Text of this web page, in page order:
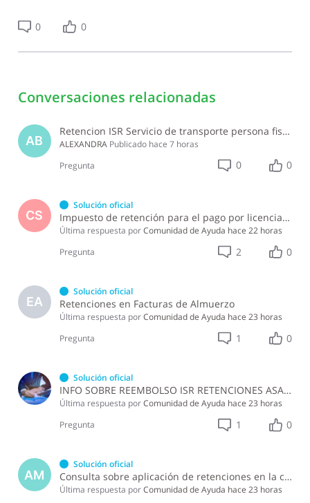
0 0
Conversaciones relacionadas
AB
Retencion ISR Servicio de transporte persona fisica
ALEXANDRA Publicado hace 7 horas
Pregunta
0 0
CS
Solución oficial
Impuesto de retención para el pago por licencia de software y soporte de software ?
Última respuesta porComunidad de Ayuda hace 22 horas
Pregunta
2 0
EA
Solución oficial
Retenciones en Facturas de Almuerzo
Última respuesta porComunidad de Ayuda hace 23 horas
Pregunta
1 0
Solución oficial
INFO SOBRE REEMBOLSO ISR RETENCIONES ASALARIADOS
Última respuesta porComunidad de Ayuda hace 23 horas
Pregunta
1 0
AM
Solución oficial
Consulta sobre aplicación de retenciones en la compra de alimentos a persona física
Última respuesta porComunidad de Ayuda hace 23 horas